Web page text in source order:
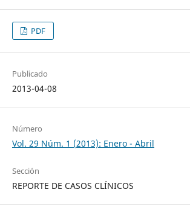
PDF
Publicado
2013-04-08
Número
Vol. 29 Núm. 1 (2013): Enero - Abril
Sección
REPORTE DE CASOS CLÍNICOS